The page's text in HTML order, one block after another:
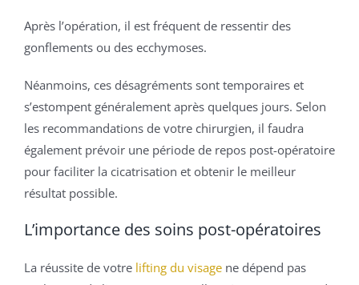
Après l’opération, il est fréquent de ressentir des
gonflements ou des ecchymoses.
Néanmoins, ces désagréments sont temporaires et
s’estompent généralement après quelques jours. Selon
les recommandations de votre chirurgien, il faudra
également prévoir une période de repos post-opératoire
pour faciliter la cicatrisation et obtenir le meilleur
résultat possible.
L’importance des soins post-opératoires
La réussite de votre lifting du visage ne dépend pas